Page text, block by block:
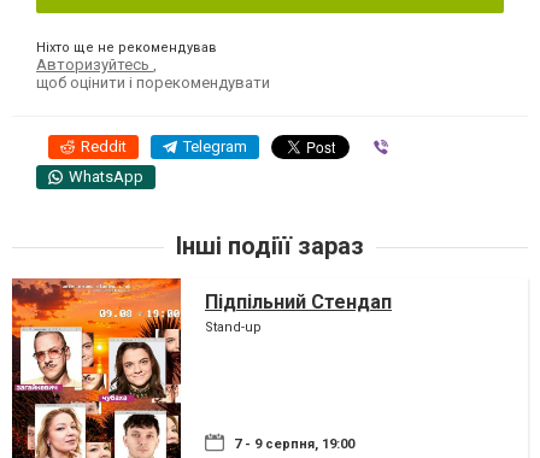
Ніхто ще не рекомендував
Авторизуйтесь
щоб оцінити і порекомендувати
Reddit Telegram
WhatsApp
Інші подіїї зараз
Підпільний Стендап
Stand-up
7 - 9 серпня, 19:00